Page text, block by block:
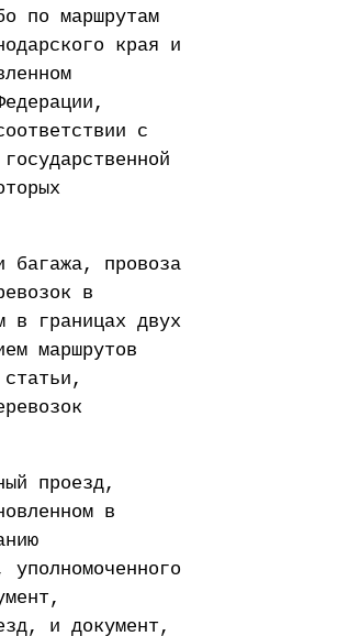
по маршрутам
края и
с
багажа, провоза
в
в границах двух
маршрутов
проезд,
в
и документ,